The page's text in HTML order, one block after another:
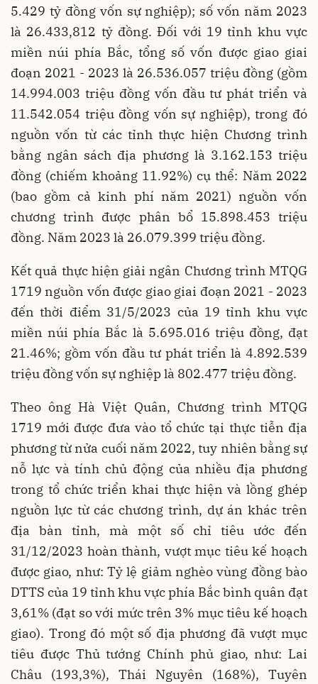
5.429 tỷ đồng vốn sự nghiệp); số vốn năm 2023
là 26.433,812 tỷ đồng. Đối với 19 tỉnh khu vực
miền núi phía Bắc, tổng số vốn được giao giai
đoạn 2021 - 2023 là 26.536.057 triệu đồng (gồm
14.994.003 triệu đồng vốn đầu tư phát triển và
11.542.054 triệu đồng vốn sự nghiệp), trong đó
nguồn vốn từ các tỉnh thực hiện Chương trình
bằng ngân sách địa phương là 3.162.153 triệu
đồng (chiếm khoảng 11.92%) cụ thể: Năm 2022
(bao gồm cả kinh phí năm 2021) nguồn vốn
chương trình được phân bổ 15.898.453 triệu
đồng. Năm 2023 là 26.079.399 triệu đồng.
Kết quả thực hiện giải ngân Chương trình MTQG
1719 nguồn vốn được giao giai đoạn 2021 - 2023
đến thời điểm 31/5/2023 của 19 tỉnh khu vực
miền núi phía Bắc là 5.695.016 triệu đồng, đạt
21.46%; gồm vốn đầu tư phát triển là 4.892.539
triệu đồng vốn sự nghiệp là 802.477 triệu đồng.
Theo ông Hà Việt Quân, Chương trình MTQG
1719 mới được đưa vào tổ chức tại thực tiễn địa
phương từ nửa cuối năm 2022, tuy nhiên bằng sự
nỗ lực và tính chủ động của nhiều địa phương
trong tổ chức triển khai thực hiện và lồng ghép
nguồn lực từ các chương trình, dự án khác trên
địa bàn tỉnh, mà một số chỉ tiêu ước đến
31/12/2023 hoàn thành, vượt mục tiêu kế hoạch
được giao, như: Tỷ lệ giảm nghèo vùng đồng bào
DTTS của 19 tỉnh khu vực phía Bắc bình quân đạt
3,61% (đạt so với mức trên 3% mục tiêu kế hoạch
giao). Trong đó một số địa phương đã vượt mục
tiêu được Thủ tướng Chính phủ giao, như: Lai
Châu (193,3%), Thái Nguyên (168%), Tuyên